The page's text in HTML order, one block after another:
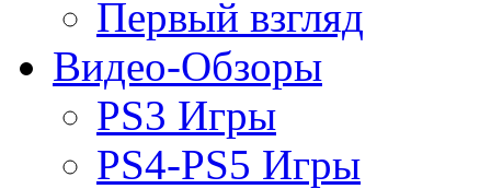
Первый взгляд
Видео-Обзоры
PS3 Игры
PS4-PS5 Игры